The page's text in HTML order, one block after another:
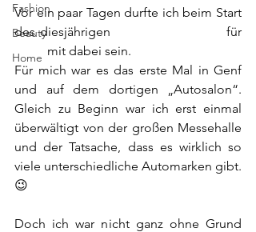
Fashion
Beauty
Home
Vor ein paar Tagen durfte ich beim Start
des diesjährigen
SEAT
mit dabei sein.
Für mich war es das erste Mal in Genf
und auf dem dortigen „Autosalon“.
Gleich zu Beginn war ich erst einmal
überwältigt von der großen Messehalle
und der Tatsache, dass es wirklich so
viele unterschiedliche Automarken gibt.
😉
Doch ich war nicht ganz ohne Grund